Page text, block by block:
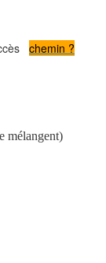
chemin ?
mélangent)